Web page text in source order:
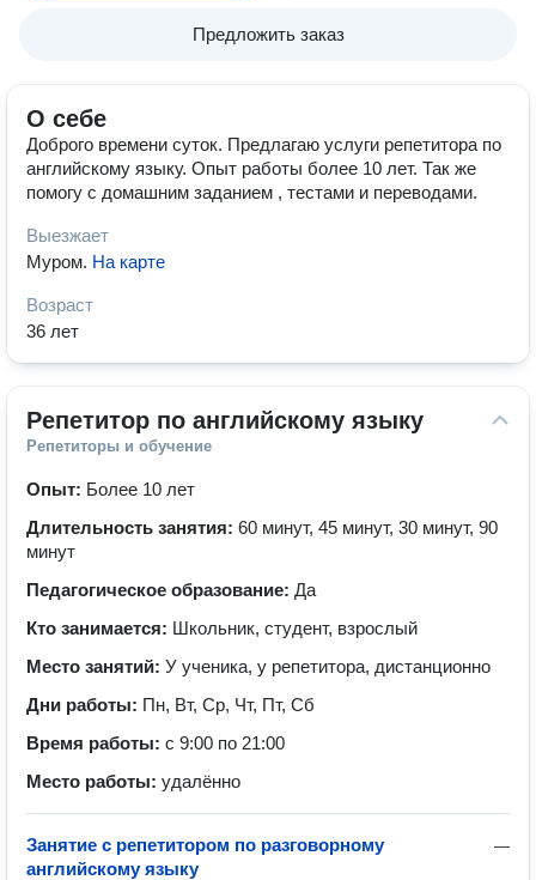
Предложить заказ
О себе
Доброго времени суток. Предлагаю услуги репетитора по
английскому языку. Опыт работы более 10 лет. Так же
помогу с домашним заданием , тестами и переводами.
Выезжает
Муром. На карте
Возраст
36 лет
Репетитор по английскому языку
Репетиторы и обучение
Опыт: Более 10 лет
Длительность занятия: 60 минут, 45 минут, 30 минут, 90
минут
Педагогическое образование: Да
Кто занимается: Школьник, студент, взрослый
Место занятий: У ученика, у репетитора, дистанционно
Дни работы: Пн, Вт, Ср, Чт, Пт, Сб
Время работы: с 9:00 по 21:00
Место работы: удалённо
—
Занятие с репетитором по разговорному
английскому языку